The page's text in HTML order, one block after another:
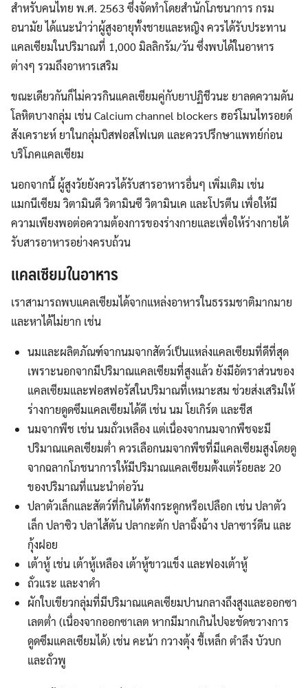
สำหรับคนไทย พ.ศ. 2563 ซึ่งจัดทำโดยสำนักโภชนาการ กรม
อนามัย ได้แนะนำว่าผู้สูงอายุทั้งชายและหญิง ควรได้รับประทาน
แคลเซียมในปริมาณที่ 1,000 มิลลิกรัม/วัน ซึ่งพบได้ในอาหาร
ต่างๆ รวมถึงอาหารเสริม
ขณะเดียวกันก็ไม่ควรกินแคลเซียมคู่กับยาปฏิชีวนะ ยาลดความดัน
โลหิตบางกลุ่ม เช่น Calcium channel blockers ฮอร์โมนไทรอยด์
สังเคราะห์ ยาในกลุ่มบิสฟอสโฟเนต และควรปรึกษาแพทย์ก่อน
บริโภคแคลเซียม
นอกจากนี้ ผู้สูงวัยยังควรได้รับสารอาหารอื่นๆ เพิ่มเติม เช่น
แมกนีเซียม วิตามินดี วิตามินซี วิตามินเค และโปรตีน เพื่อให้มี
ความเพียงพอต่อความต้องการของร่างกายและเพื่อให้ร่างกายได้
รับสารอาหารอย่างครบถ้วน
แคลเซียมในอาหาร
เราสามารถพบแคลเซียมได้จากแหล่งอาหารในธรรมชาติมากมาย
และหาได้ไม่ยาก เช่น
นมและผลิตภัณฑ์จากนมจากสัตว์เป็นแหล่งแคลเซียมที่ดีที่สุด
เพราะนอกจากมีปริมาณแคลเซียมที่สูงแล้ว ยังมีอัตราส่วนของ
แคลเซียมและฟอสฟอรัสในปริมาณที่เหมาะสม ช่วยส่งเสริมให้
ร่างกายดูดซึมแคลเซียมได้ดี เช่น นม โยเกิร์ต และชีส
นมจากพืช เช่น นมถั่วเหลือง แต่เนื่องจากนมจากพืชจะมี
ปริมาณแคลเซียมต่ำ ควรเลือกนมจากพืชที่มีแคลเซียมสูงโดยดู
จากฉลากโภชนาการให้มีปริมาณแคลเซียมตั้งแต่ร้อยละ 20
ของปริมาณที่แนะนำต่อวัน
ปลาตัวเล็กและสัตว์ที่กินได้ทั้งกระดูกหรือเปลือก เช่น ปลาตัว
เล็ก ปลาซิว ปลาไส้ตัน ปลากะตัก ปลาฉิ้งฉ้าง ปลาซาร์ดีน และ
กุ้งฝอย
เต้าหู้ เช่น เต้าหู้เหลือง เต้าหู้ขาวแข็ง และฟองเต้าหู้
ถั่วแระ และงาดำ
ผักใบเขียวกลุ่มที่มีปริมาณแคลเซียมปานกลางถึงสูงและออกซา
เลตต่ำ (เนื่องจากออกซาเลต หากมีมากเกินไปจะขัดขวางการ
ดูดซึมแคลเซียมได้) เช่น คะน้า กวางตุ้ง ขี้เหล็ก ตำลึง บัวบก
และถั่วพู